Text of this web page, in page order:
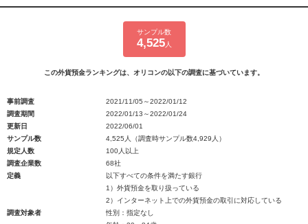
サンプル数
4,525人
この外貨預金ランキングは、オリコンの以下の調査に基づいています。
事前調査
2021/11/05～2022/01/12
調査期間
2022/01/13～2022/01/24
更新日
2022/06/01
サンプル数
4,525人（調査時サンプル数4,929人）
規定人数
100人以上
調査企業数
68社
定義
以下すべての条件を満たす銀行
1）外貨預金を取り扱っている
2）インターネット上での外貨預金の取引に対応している
調査対象者
性別：指定なし